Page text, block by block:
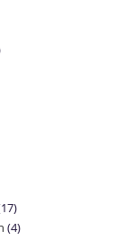
1717
products
44